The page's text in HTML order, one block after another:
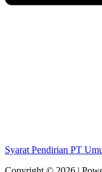
Syarat Pendirian PT